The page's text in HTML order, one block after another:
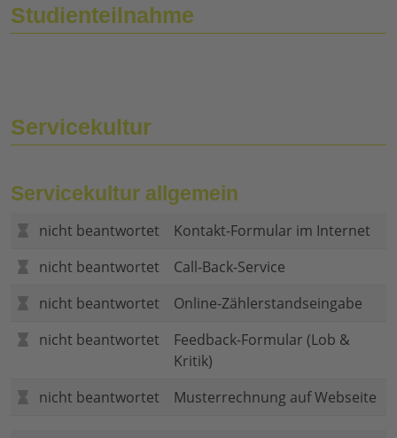
Studienteilnahme
Servicekultur
Servicekultur allgemein
nicht beantwortet
Kontakt-Formular im Internet
nicht beantwortet
Call-Back-Service
nicht beantwortet
Online-Zählerstandseingabe
nicht beantwortet
Feedback-Formular (Lob &
Kritik)
nicht beantwortet
Musterrechnung auf Webseite